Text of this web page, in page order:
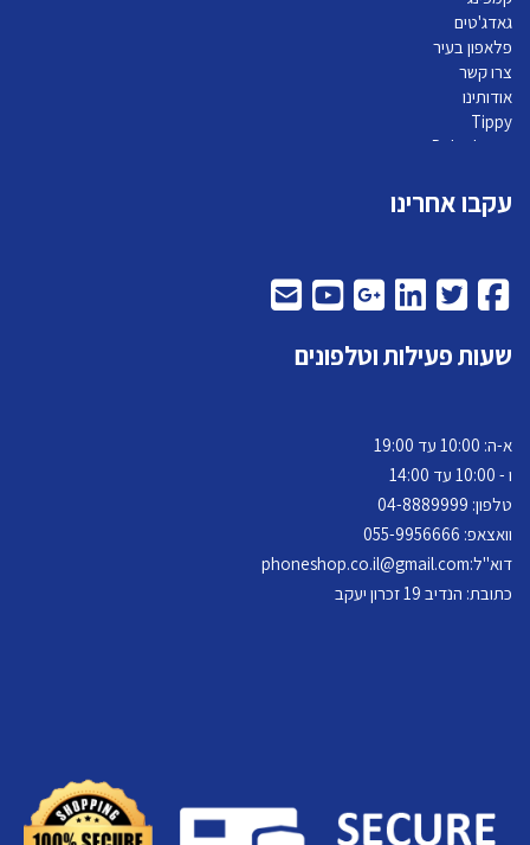
גאדג'טים
פלאפון בעיר
צרו קשר
אודותינו
Tippy
Pelephone
עקבו אחרינו
שעות פעילות וטלפונים
א-ה: 10:00 עד 19:00
ו - 10:00 עד 14:00
טלפון: 04- 8889999
וואצאפ: 055-9956666
דוא"ל:phoneshop.co.il@gmail.com
כתובת: הנדיב 19 זכרון יעקב